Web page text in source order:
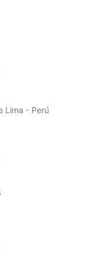
Lima - Perú